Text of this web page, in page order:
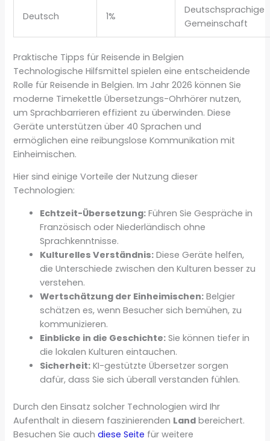
Deutsch 1%
Deutschsprachige
Gemeinschaft
Praktische Tipps für Reisende in Belgien
Technologische Hilfsmittel spielen eine entscheidende
Rolle für Reisende in Belgien. Im Jahr 2026 können Sie
moderne Timekettle Übersetzungs-Ohrhörer nutzen,
um Sprachbarrieren effizient zu überwinden. Diese
Geräte unterstützen über 40 Sprachen und
ermöglichen eine reibungslose Kommunikation mit
Einheimischen.
Hier sind einige Vorteile der Nutzung dieser
Technologien:
Echtzeit-Übersetzung: Führen Sie Gespräche in
Französisch oder Niederländisch ohne
Sprachkenntnisse.
Kulturelles Verständnis: Diese Geräte helfen,
die Unterschiede zwischen den Kulturen besser zu
verstehen.
Wertschätzung der Einheimischen: Belgier
schätzen es, wenn Besucher sich bemühen, zu
kommunizieren.
Einblicke in die Geschichte: Sie können tiefer in
die lokalen Kulturen eintauchen.
Sicherheit: KI-gestützte Übersetzer sorgen
dafür, dass Sie sich überall verstanden fühlen.
Durch den Einsatz solcher Technologien wird Ihr
Aufenthalt in diesem faszinierenden Land bereichert.
Besuchen Sie auchdiese Seite für weitere